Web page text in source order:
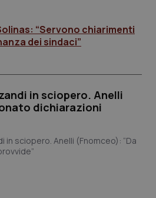
“Servono chiarimenti
dei sindaci”
in sciopero. Anelli
dichiarazioni